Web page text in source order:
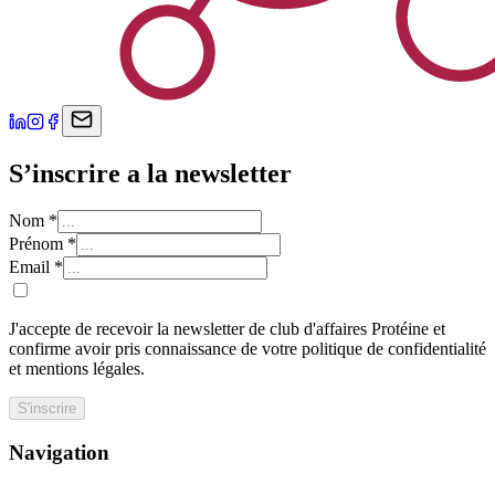
S’inscrire a la newsletter
Nom *
Prénom *
Email *
J'accepte de recevoir la newsletter de club d'affaires Protéine et
confirme avoir pris connaissance de votre politique de confidentialité
et mentions légales.
S'inscrire
Navigation